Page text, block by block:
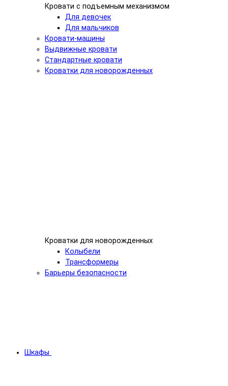
Кровати с подъемным механизмом
Для девочек
Для мальчиков
Кровати-машины
Выдвижные кровати
Стандартные кровати
Кроватки для новорожденных
Кроватки для новорожденных
Колыбели
Трансформеры
Барьеры безопасности
Шкафы